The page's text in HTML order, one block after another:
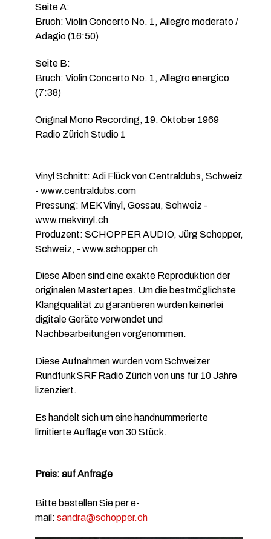
Seite A:
Bruch: Violin Concerto No. 1, Allegro moderato /
Adagio (16:50)
Seite B:
Bruch: Violin Concerto No. 1, Allegro energico
(7:38)
Original Mono Recording, 19. Oktober 1969
Radio Zürich Studio 1
Vinyl Schnitt: Adi Flück von Centraldubs, Schweiz
- www.centraldubs.com
Pressung: MEK Vinyl, Gossau, Schweiz -
www.mekvinyl.ch
Produzent: SCHOPPER AUDIO, Jürg Schopper,
Schweiz, - www.schopper.ch
Diese Alben sind eine exakte Reproduktion der
originalen Mastertapes. Um die bestmöglichste
Klangqualität zu garantieren wurden keinerlei
digitale Geräte verwendet und
Nachbearbeitungen vorgenommen.
Diese Aufnahmen wurden vom Schweizer
Rundfunk SRF Radio Zürich von uns für 10 Jahre
lizenziert.
Es handelt sich um eine handnummerierte
limitierte Auflage von 30 Stück.
Preis: auf Anfrage
Bitte bestellen Sie per e-
mail: sandra@schopper.ch